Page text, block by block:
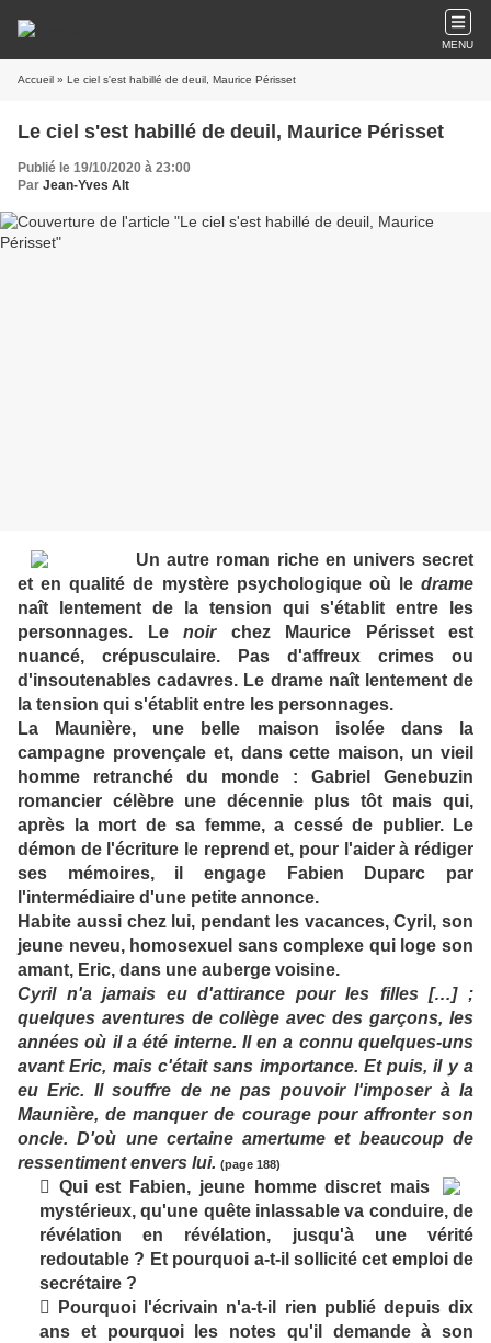
MENU
Accueil » Le ciel s'est habillé de deuil, Maurice Périsset
Le ciel s'est habillé de deuil, Maurice Périsset
Publié le 19/10/2020 à 23:00
Par Jean-Yves Alt
Un autre roman riche en univers secret
et en qualité de mystère psychologique où le drame
naît lentement de la tension qui s'établit entre les
personnages. Le noirchez Maurice Périsset est
nuancé, crépusculaire. Pas d'affreux crimes ou
d'insoutenables cadavres. Le drame naît lentement de
la tension qui s'établit entre les personnages.
La Maunière, une belle maison isolée dans la
campagne provençale et, dans cette maison, un vieil
homme retranché du monde : Gabriel Genebuzin
romancier célèbre une décennie plus tôt mais qui,
après la mort de sa femme, a cessé de publier. Le
démon de l'écriture le reprend et, pour l'aider à rédiger
ses mémoires, il engage Fabien Duparc par
l'intermédiaire d'une petite annonce.
Habite aussi chez lui, pendant les vacances, Cyril, son
jeune neveu, homosexuel sans complexe qui loge son
amant, Eric, dans une auberge voisine.
Cyril n'a jamais eu d'attirance pour les filles […] ;
quelques aventures de collège avec des garçons, les
années où il a été interne. Il en a connu quelques-uns
avant Eric, mais c'était sans importance. Et puis, il y a
eu Eric. Il souffre de ne pas pouvoir l'imposer à la
Maunière, de manquer de courage pour affronter son
oncle. D'où une certaine amertume et beaucoup de
ressentiment envers lui. (page 188)
 Qui est Fabien, jeune homme discret mais
mystérieux, qu'une quête inlassable va conduire, de
révélation en révélation, jusqu'à une vérité
redoutable ? Et pourquoi a-t-il sollicité cet emploi de
secrétaire ?
 Pourquoi l'écrivain n'a-t-il rien publié depuis dix
ans et pourquoi les notes qu'il demande à son